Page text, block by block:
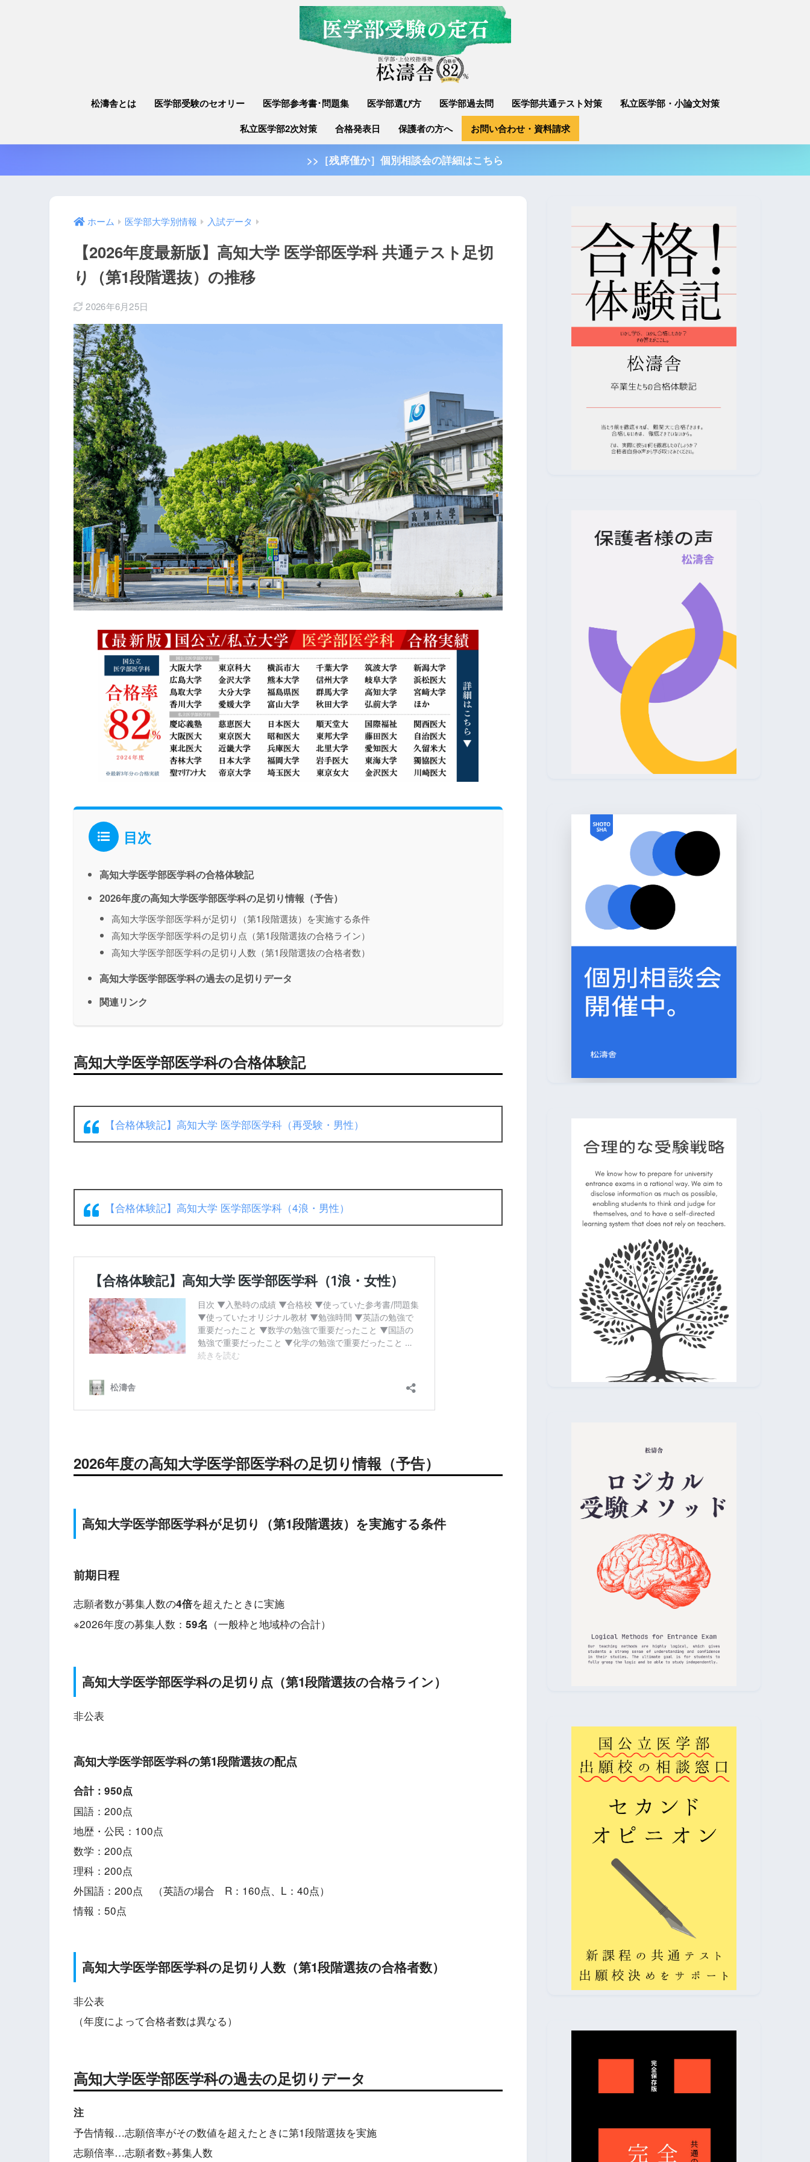
松濤舎とは 医学部受験のセオリー 医学部参考書･問題集 医学部選び方 医学部過去問 医学部共通テスト対策
私立医学部・小論文対策
私立医学部2次対策
合格発表日 保護者の方へ お問い合わせ・資料請求
>>［残席僅か］個別相談会の詳細はこちら
ホーム 医学部大学別情報 入試データ
【2026年度最新版】高知大学 医学部医学科 共通テスト足切
り（第1段階選抜）の推移
2026年6月25日
目次
高知大学医学部医学科の合格体験記
2026年度の高知大学医学部医学科の足切り情報（予告）
高知大学医学部医学科が足切り（第1段階選抜）を実施する条件
高知大学医学部医学科の足切り点（第1段階選抜の合格ライン）
高知大学医学部医学科の足切り人数（第1段階選抜の合格者数）
高知大学医学部医学科の過去の足切りデータ
関連リンク
高知大学医学部医学科の合格体験記
【合格体験記】高知大学 医学部医学科（再受験・男性）
【合格体験記】高知大学 医学部医学科（4浪・男性）
2026年度の高知大学医学部医学科の足切り情報（予告）
高知大学医学部医学科が足切り（第1段階選抜）を実施する条件
前期日程
志願者数が募集人数の4倍を超えたときに実施
※2026年度の募集人数： 59名 （一般枠と地域枠の合計）
高知大学医学部医学科の足切り点（第1段階選抜の合格ライン）
非公表
高知大学医学部医学科の第1段階選抜の配点
合計：950点
国語：200点
地歴・公民：100点
数学：200点
理科：200点
外国語：200点 （英語の場合 R：160点、L：40点）
情報：50点
高知大学医学部医学科の足切り人数（第1段階選抜の合格者数）
非公表
（年度によって合格者数は異なる）
高知大学医学部医学科の過去の足切りデータ
注
予告情報…志願倍率がその数値を超えたときに第1段階選抜を実施
志願倍率…志願者数÷募集人数